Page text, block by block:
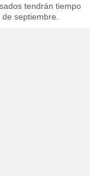
tendrán tiempo
septiembre.